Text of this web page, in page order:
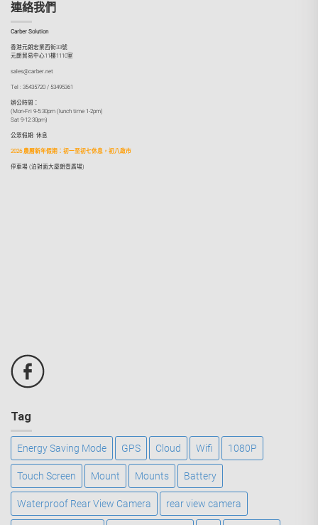
連絡我們
Carber Solution
香港元朗宏業西街33號
元朗貿易中心11樓1110室
sales@carber.net
Tel : 35435720 / 53495361
辦公時間：
(Mon-Fri 9-5:30pm (lunch time 1-2pm)
Sat 9-12:30pm)
公眾假期: 休息
2026 農曆新年假期：初一至初七休息，初八啟市
停車場 (泊對面大廈朗壹廣場)
Tag
Energy Saving Mode GPS Cloud Wifi 1080P
Touch Screen Mount Mounts Battery
Waterproof Rear View Camera rear view camera